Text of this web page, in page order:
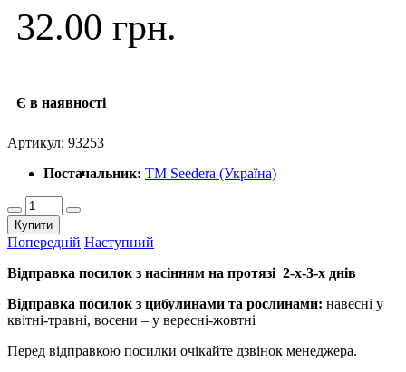
32.00 грн.
Є в наявності
Артикул: 93253
Постачальник: ТМ Seedera (Україна)
Купити
Попередній Наступний
Відправка посилок з насінням на протязі 2-х-3-х днів
Відправка посилок з цибулинами та рослинами: навесні у
квітні-травні, восени – у вересні-жовтні
Перед відправкою посилки очікайте дзвінок менеджера.